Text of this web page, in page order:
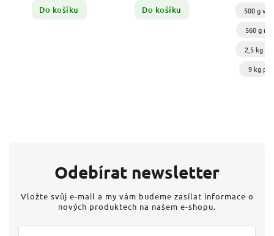
Do košíku Do košíku
500 g
560 g
2,5 kg
9 kg
Odebírat newsletter
Vložte svůj e-mail a my vám budeme zasílat informace o
nových produktech na našem e-shopu.